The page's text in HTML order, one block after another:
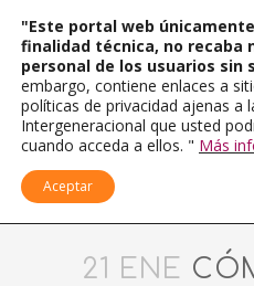
21 ENE
"Este portal web
finalidad técnica, no recaba
personal de los usuarios sin
embargo, contiene enlaces a
políticas de privacidad ajenas a
Intergeneracional que usted
cuando acceda a ellos. " Más
Aceptar